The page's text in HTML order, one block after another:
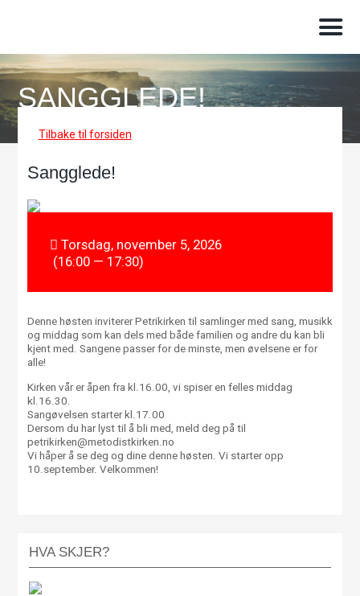
SANGGLEDE!
Tilbake til forsiden
Sangglede!
Torsdag, november 5, 2026
(16:00 — 17:30)
Denne høsten inviterer Petrikirken til samlinger med sang, musikk
og middag som kan dels med både familien og andre du kan bli
kjent med. Sangene passer for de minste, men øvelsene er for
alle!
Kirken vår er åpen fra kl.16.00, vi spiser en felles middag
kl.16.30.
Sangøvelsen starter kl.17.00
Dersom du har lyst til å bli med, meld deg på til
petrikirken@metodistkirken.no
Vi håper å se deg og dine denne høsten. Vi starter opp
10.september. Velkommen!
HVA SKJER?